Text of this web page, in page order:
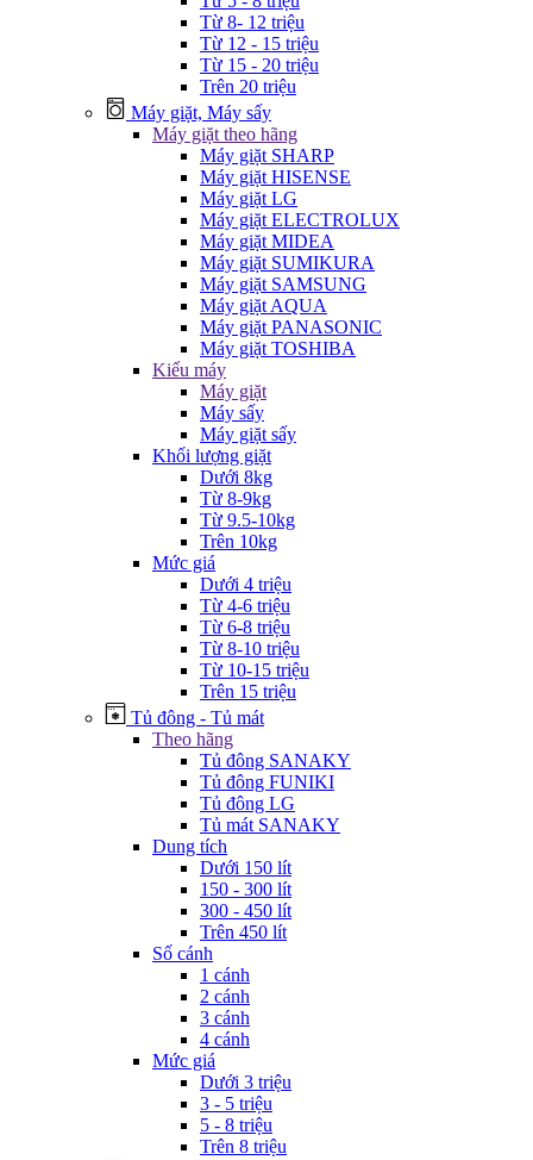
Từ 8- 12 triệu
Từ 12 - 15 triệu
Từ 15 - 20 triệu
Trên 20 triệu
Máy giặt, Máy sấy
Máy giặt theo hãng
Máy giặt SHARP
Máy giặt HISENSE
Máy giặt LG
Máy giặt ELECTROLUX
Máy giặt MIDEA
Máy giặt SUMIKURA
Máy giặt SAMSUNG
Máy giặt AQUA
Máy giặt PANASONIC
Máy giặt TOSHIBA
Kiểu máy
Máy giặt
Máy sấy
Máy giặt sấy
Khối lượng giặt
Dưới 8kg
Từ 8-9kg
Từ 9.5-10kg
Trên 10kg
Mức giá
Dưới 4 triệu
Từ 4-6 triệu
Từ 6-8 triệu
Từ 8-10 triệu
Từ 10-15 triệu
Trên 15 triệu
Tủ đông - Tủ mát
Theo hãng
Tủ đông SANAKY
Tủ đông FUNIKI
Tủ đông LG
Tủ mát SANAKY
Dung tích
Dưới 150 lít
150 - 300 lít
300 - 450 lít
Trên 450 lít
Số cánh
1 cánh
2 cánh
3 cánh
4 cánh
Mức giá
Dưới 3 triệu
3 - 5 triệu
5 - 8 triệu
Trên 8 triệu